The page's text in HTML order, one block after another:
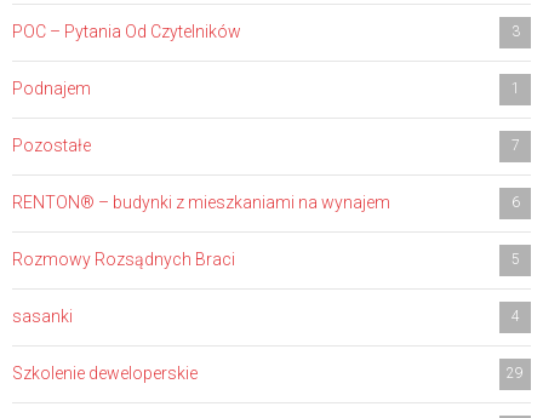
POC – Pytania Od Czytelników 3
Podnajem 1
Pozostałe 7
RENTON® – budynki z mieszkaniami na wynajem 6
Rozmowy Rozsądnych Braci 5
sasanki 4
Szkolenie deweloperskie 29